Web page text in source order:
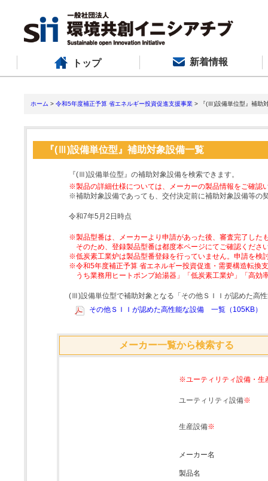
トップ 新着情報
ホーム > 令和5年度補正予算 省エネルギー投資促進支援事業 > 『(Ⅲ)設備単位型』補助
『(Ⅲ)設備単位型』補助対象設備一覧
『(Ⅲ)設備単位型』の補助対象設備を検索できます。
※製品の詳細仕様については、メーカーの製品情報をご確認
※補助対象設備であっても、交付決定前に補助対象設備等の
令和7年5月2日時点
※製品型番は、メーカーより申請があった後、審査完了した
そのため、登録製品型番は都度本ページにてご確認くださ
※低炭素工業炉は製品型番登録を行っていません。申請を検
※令和5年度補正予算 省エネルギー投資促進・需要構造転換
うち業務用ヒートポンプ給湯器」「低炭素工業炉」「高
(Ⅲ)設備単位型で補助対象となる「その他ＳＩＩが認めた高
その他ＳＩＩが認めた高性能な設備 一覧（105KB）
メーカー一覧から検索する
※ユーティリティ設備・生
ユーティリティ設備※
生産設備※
メーカー名
製品名